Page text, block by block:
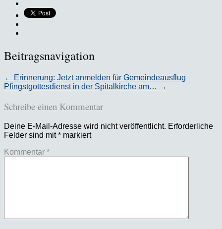
Beitragsnavigation
← Erinnerung: Jetzt anmelden für Gemeindeausflug
Pfingstgottesdienst in der Spitalkirche am… →
Schreibe einen Kommentar
Deine E-Mail-Adresse wird nicht veröffentlicht. Erforderliche
Felder sind mit* markiert
Kommentar *